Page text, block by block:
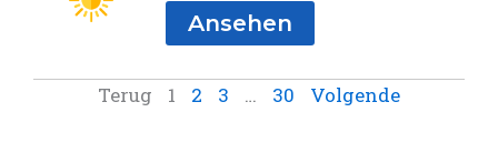
Ansehen
Terug 1 2 3 … 30 Volgende